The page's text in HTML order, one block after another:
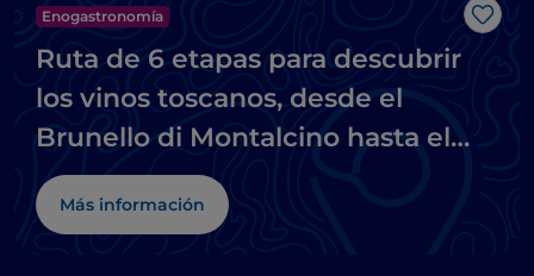
Me
Enogastronomía
Ruta de 6 etapas para descubrir
los vinos toscanos, desde el
Brunello di Montalcino hasta el
Chianti
Más información